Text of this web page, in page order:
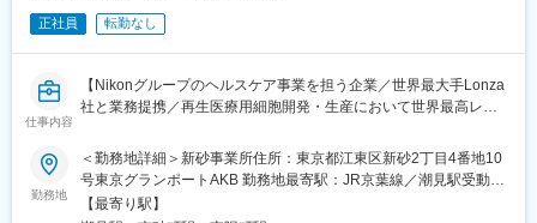
世界160の国と地域に展開するグローバル総合医療機器メーカー
へと成長しました。
変更の範囲：会社の定める業務
・工場、事業部、本部機能との調整・合意形成
【Cross-Business Synergy】
・事業横断課題の分析・改善推進
・海外拠点との会議、資料作成、情報共有を通じたプロジェクト
推進
・組織変革、人材育成、チェンジマネジメント施策の推進
正社員 転勤なし
仕事内容
【Nikonグループのヘルスケア事業を担う企業／世界最大手Lonza
社と業務提携／再生医療用細胞開発・生産において世界最高レベ
【業務内容】
今回は、インフラ周りの運用保守を担っていただける方を募集し
ます。
勤務地
＜勤務地詳細＞新砂事業所住所：東京都江東区新砂2丁目4番地10
号東京グランポートAKB 勤務地最寄駅：JR京葉線／潮見駅受動喫
煙対策：屋内全面禁煙変更の範囲：会社の定める事業所
【最寄り駅】